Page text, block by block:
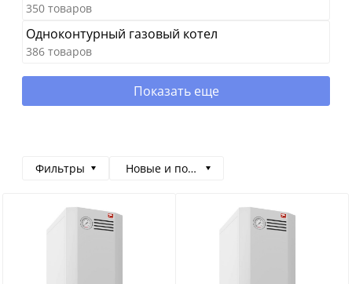
350 товаров
Одноконтурный газовый котел
386 товаров
Показать еще
Фильтры Новые и популярные